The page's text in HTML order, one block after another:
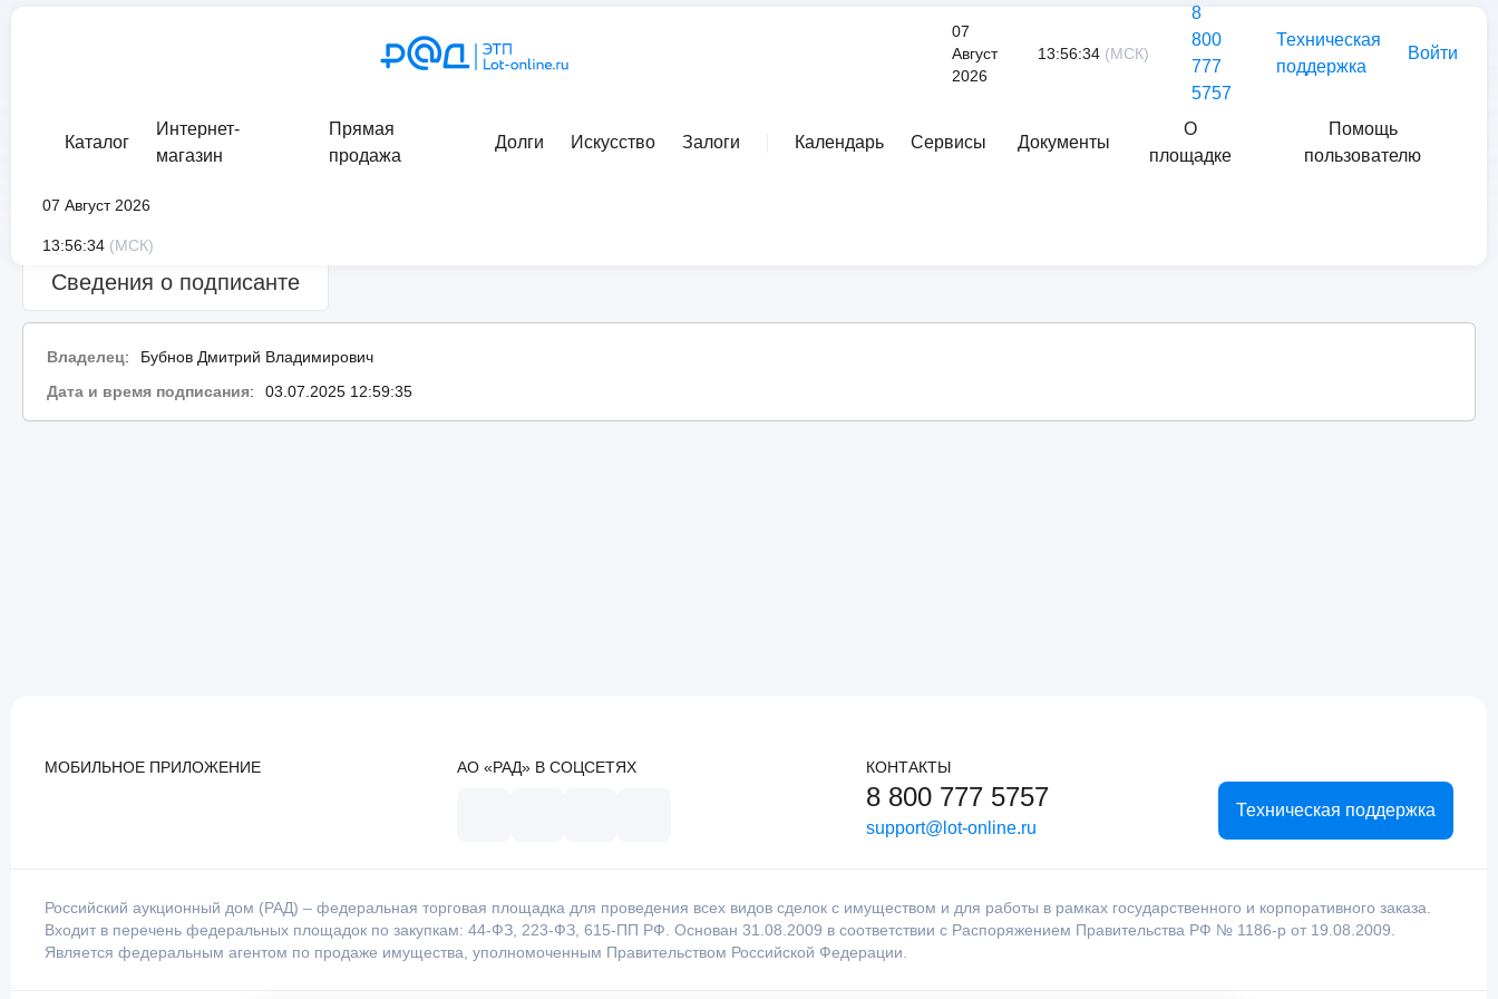
07
Август
2026
13:56:34 (МСК)
8
800
777
5757
Техническая
поддержка
Войти
Каталог
Интернет-
магазин
Прямая
продажа
Долги Искусство Залоги Календарь Сервисы Документы
О
площадке
Помощь
пользователю
07 Август 2026
13:56:34 (МСК)
Сведения о подписанте
Владелец:
Бубнов Дмитрий Владимирович
Дата и время подписания: 03.07.2025 12:59:35
МОБИЛЬНОЕ ПРИЛОЖЕНИЕ АО «РАД» В СОЦСЕТЯХ КОНТАКТЫ
8 800 777 5757
support@lot-online.ru
Техническая поддержка
Российский аукционный дом (РАД) – федеральная торговая площадка для проведения всех видов сделок с имуществом и для работы в рамках государственного и корпоративного заказа.
Входит в перечень федеральных площадок по закупкам: 44-ФЗ, 223-ФЗ, 615-ПП РФ. Основан 31.08.2009 в соответствии с Распоряжением Правительства РФ № 1186-р от 19.08.2009.
Является федеральным агентом по продаже имущества, уполномоченным Правительством Российской Федерации.